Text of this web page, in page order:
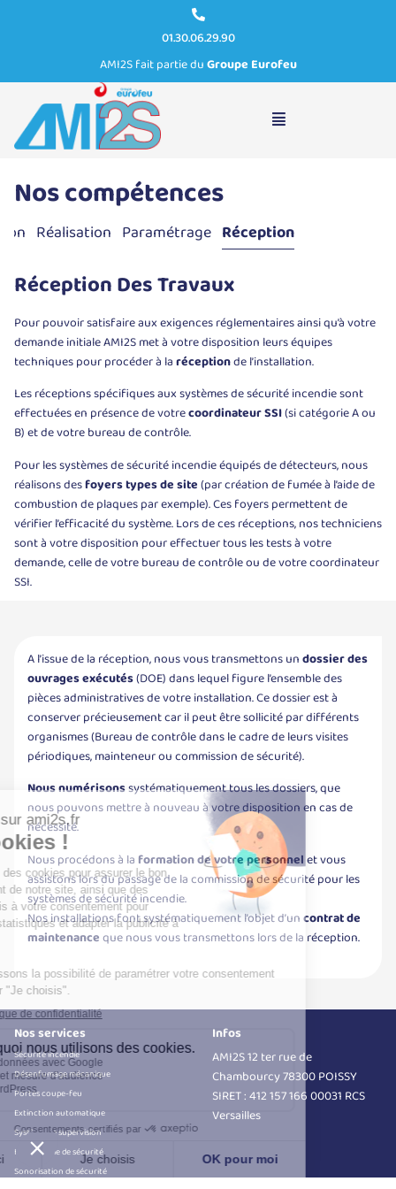
01.30.06.29.90
AMI2S fait partie duGroupe Eurofeu
Nos compétences
Réalisation Paramétrage Réception
Réception Des Travaux
Pour pouvoir satisfaire aux exigences réglementaires ainsi qu’à votre
demande initiale AMI2S met à votre disposition leurs équipes
techniques pour procéder à laréceptionde l’installation.
Les réceptions spécifiques aux systèmes de sécurité incendie sont
effectuées en présence de votrecoordinateur SSI(si catégorie A ou
B) et de votre bureau de contrôle.
Pour les systèmes de sécurité incendie équipés de détecteurs, nous
réalisons desfoyers types de site(par création de fumée à l’aide de
combustion de plaques par exemple). Ces foyers permettent de
vérifier l’efficacité du système. Lors de ces réceptions, nos techniciens
sont à votre disposition pour effectuer tous les tests à votre
demande, celle de votre bureau de contrôle ou de votre coordinateur
SSI.
A l’issue de la réception, nous vous transmettons undossier des
ouvrages exécutés(DOE) dans lequel figure l’ensemble des
pièces administratives de votre installation. Ce dossier est à
conserver précieusement car il peut être sollicité par différents
organismes (Bureau de contrôle dans le cadre de leurs visites
périodiques, mainteneur ou commission de sécurité).
Nous numérisonssystématiquement tous les dossiers, que
nous pouvons mettre à nouveau à votre disposition en cas de
nécessité.
Nous procédons à laformation de votre personnelet vous
assistons lors du passage de la commission de sécurité pour les
systèmes de sécurité incendie.
Nos installations font systématiquement l’objet d’uncontrat de
maintenanceque nous vous transmettons lors de la réception.
Nos services
Sécurité incendie
Désenfumage mécanique
Portes coupe-feu
Extinction automatique
Système de supervision
Interphonie de sécurité
Sonorisation de sécurité
Infos
AMI2S 12 ter rue de
Chambourcy 78300 POISSY
SIRET : 412 157 166 00031 RCS
Versailles